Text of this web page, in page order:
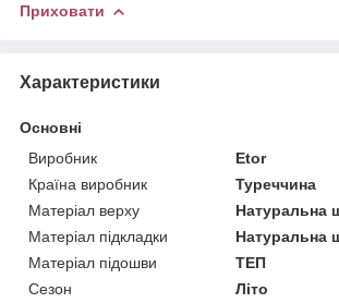
Приховати
Характеристики
Основні
Виробник
Etor
Країна виробник
Туреччина
Матеріал верху
Натуральна
Матеріал підкладки
Натуральна
Матеріал підошви
ТЕП
Сезон
Літо